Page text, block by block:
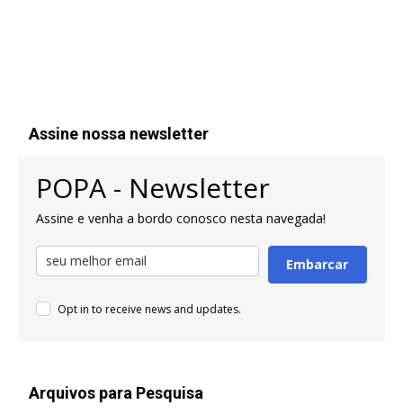
Assine nossa newsletter
POPA - Newsletter
Assine e venha a bordo conosco nesta navegada!
Embarcar
Opt in to receive news and updates.
Arquivos para Pesquisa